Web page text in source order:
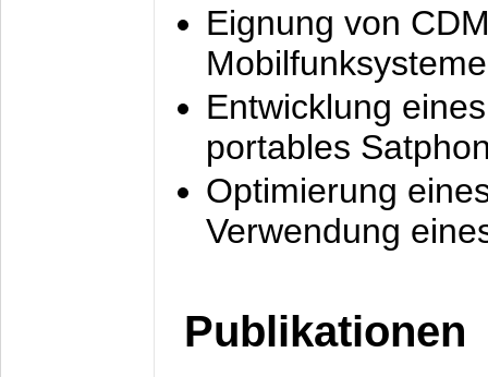
Eignung von
Mobilfunksysteme
Entwicklung
portables
Optimierung
Verwendung
Publikationen